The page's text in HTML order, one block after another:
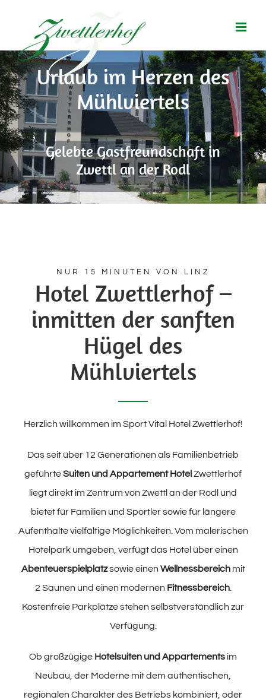
springen
Urlaub im Herzen des
Mühlviertels
Gelebte Gastfreundschaft in
Zwettl an der Rodl
NUR 15 MINUTEN VON LINZ
Hotel Zwettlerhof –
inmitten der sanften
Hügel des
Mühlviertels
Herzlich willkommen im Sport Vital Hotel Zwettlerhof!
Das seit über 12 Generationen als Familienbetrieb
geführteSuiten und Appartement Hotel Zwettlerhof
liegt direkt im Zentrum von Zwettl an der Rodl und
bietet für Familien und Sportler sowie für längere
Aufenthalte vielfältige Möglichkeiten. Vom malerischen
Hotelpark umgeben, verfügt das Hotel über einen
Abenteuerspielplatzsowie einen Wellnessbereichmit
2 Saunen und einen modernen Fitnessbereich.
Kostenfreie Parkplätze stehen selbstverständlich zur
Verfügung.
Ob großzügige Hotelsuiten und Appartements im
Neubau, der Moderne mit dem authentischen,
regionalen Charakter des Betriebs kombiniert, oder